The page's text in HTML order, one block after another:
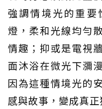
強調情境光的重
燈，柔和光線均勻
情趣；抑或是電視
面沐浴在微光下瀰
因為這種情境光的
感與故事，變成真